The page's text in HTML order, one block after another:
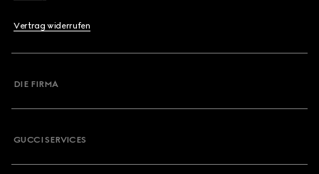
Vertrag widerrufen
DIE FIRMA
GUCCI SERVICES